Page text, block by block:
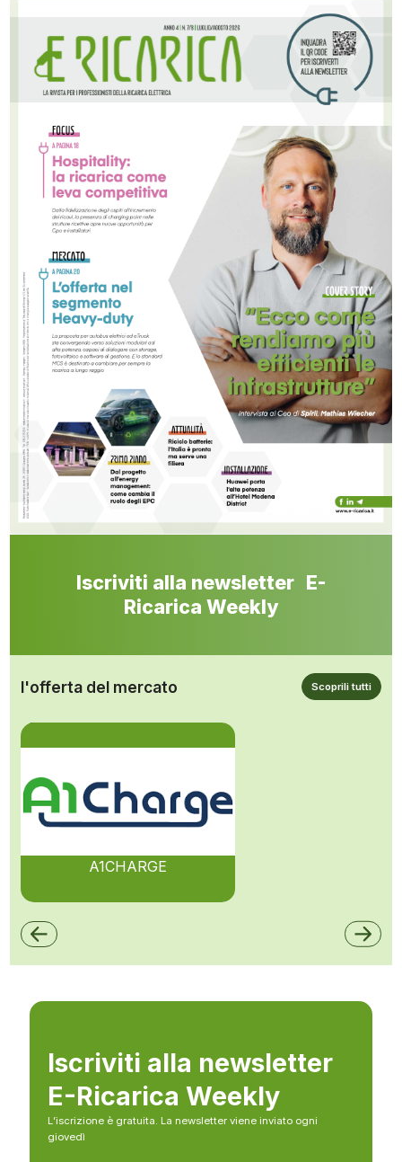
Iscriviti alla newsletter E-
Ricarica Weekly
l'offerta del mercato Scoprili tutti
A1CHARGE
Iscriviti alla newsletter
E-Ricarica Weekly
L’iscrizione è gratuita. La newsletter viene inviato ogni
giovedì